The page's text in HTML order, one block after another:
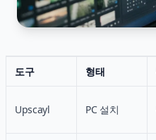
도구 형태
Upscayl PC 설치